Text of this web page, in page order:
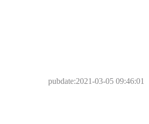
pubdate:2021-03-05 09:46:01